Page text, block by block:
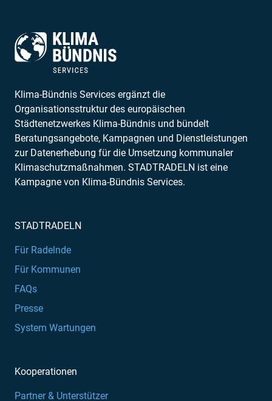
Klima-Bündnis Services ergänzt die
Organisationsstruktur des europäischen
Städtenetzwerkes Klima-Bündnis und bündelt
Beratungsangebote, Kampagnen und Dienstleistungen
zur Datenerhebung für die Umsetzung kommunaler
Klimaschutzmaßnahmen. STADTRADELN ist eine
Kampagne von Klima-Bündnis Services.
STADTRADELN
Für Radelnde
Für Kommunen
FAQs
Presse
System Wartungen
Kooperationen
Partner & Unterstützer